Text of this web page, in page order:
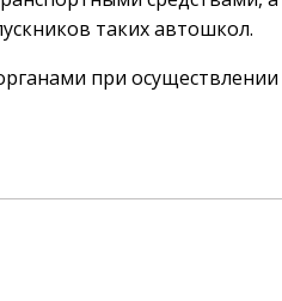
таких автошкол.
при